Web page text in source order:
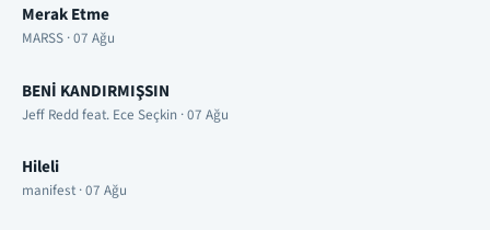
Merak Etme
MARSS · 07 Ağu
BENİ KANDIRMIŞSIN
Jeff Redd feat. Ece Seçkin · 07 Ağu
Hileli
manifest · 07 Ağu